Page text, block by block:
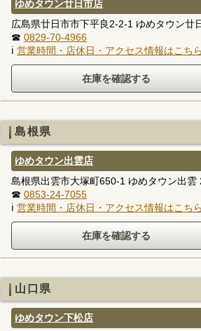
ゆめタウン廿日市店
広島県廿日市市下平良2-2-1 ゆめタウン廿
☎ 0829-70-4966
ℹ 営業時間・店休日・アクセス情報はこちら
島根県
ゆめタウン出雲店
島根県出雲市大塚町650-1 ゆめタウン出雲
☎ 0853-24-7055
ℹ 営業時間・店休日・アクセス情報はこちら
山口県
ゆめタウン下松店